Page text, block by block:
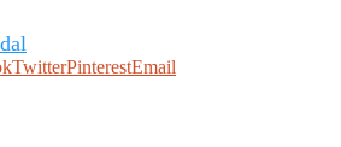
TwitterPinterestEmail